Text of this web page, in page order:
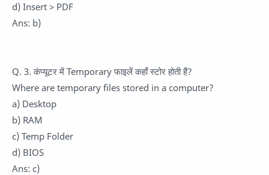
d) Insert > PDF
Ans: b)
Q. 3. कंप्यूटर में Temporary फाइलें कहाँ स्टोर होती हैं?
Where are temporary files stored in a computer?
a) Desktop
b) RAM
c) Temp Folder
d) BIOS
Ans: c)